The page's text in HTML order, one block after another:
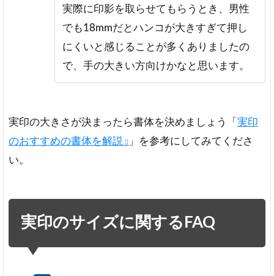
実際に印影を取らせてもらうとき、男性
でも18mmだとハンコが大きすぎて押し
にくいと感じることが多くありましたの
で、手の大きい方向けかなと思います。
実印の大きさが決まったら書体を決めましょう「 実印
のおすすめの書体を解説
」を参考にしてみてくださ
い。
実印のサイズに関するFAQ